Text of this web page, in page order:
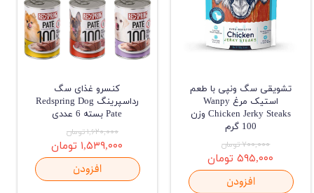
تشویقی سگ ونپی با طعم
استیک مرغ Wanpy
Chicken Jerky Steaks وزن
100 گرم
۷۰۰,۰۰۰ تومان
۵۹۵,۰۰۰ تومان
افزودن
کنسرو غذای سگ
رداسپرینگ Redspring Dog
Pate بسته 6 عددی
۱,۶۲۰,۰۰۰ تومان
۱,۵۳۹,۰۰۰ تومان
افزودن